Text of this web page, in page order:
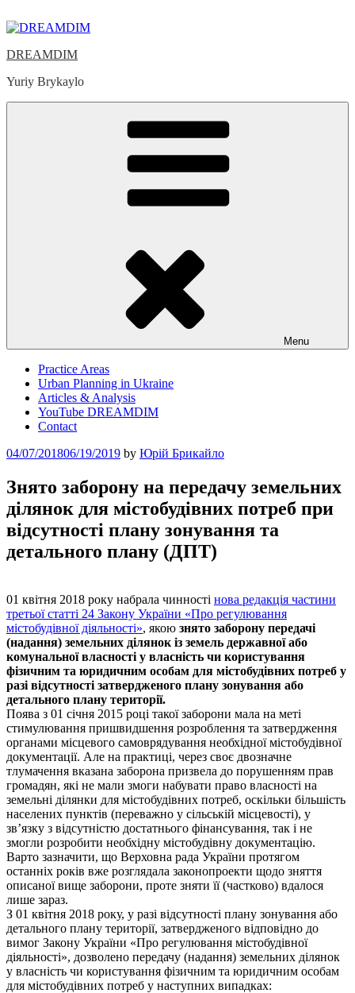
to
DREAMDIM
Yuriy Brykaylo
Menu
Practice Areas
Urban Planning in Ukraine
Articles & Analysis
YouTube DREAMDIM
Contact
Posted
04/07/201806/19/2019 by Юрій Брикайло
Знято заборону на передачу земельних
ділянок для містобудівних потреб при
відсутності плану зонування та
детального плану (ДПТ)
01 квітня 2018 року набрала чинності нова редакція частини
третьої статті 24 Закону України «Про регулювання
містобудівної діяльності», якою знято заборону передачі
(надання) земельних ділянок із земель державної або
комунальної власності у власність чи користування
фізичним та юридичним особам для містобудівних потреб у
разі відсутності затвердженого плану зонування або
детального плану території.
Поява з 01 січня 2015 році такої заборони мала на меті
стимулювання пришвидшення розроблення та затвердження
органами місцевого самоврядування необхідної містобудівної
документації. Але на практиці, через своє двозначне
тлумачення вказана заборона призвела до порушенням прав
громадян, які не мали змоги набувати право власності на
земельні ділянки для містобудівних потреб, оскільки більшість
населених пунктів (переважно у сільській місцевості), у
зв’язку з відсутністю достатнього фінансування, так і не
змогли розробити необхідну містобудівну документацію.
Варто зазначити, що Верховна рада України протягом
останніх років вже розглядала законопроекти щодо зняття
описаної вище заборони, проте зняти її (частково) вдалося
лише зараз.
З 01 квітня 2018 року, у разі відсутності плану зонування або
детального плану території, затвердженого відповідно до
вимог Закону України «Про регулювання містобудівної
діяльності», дозволено передачу (надання) земельних ділянок
у власність чи користування фізичним та юридичним особам
для містобудівних потреб у наступних випадках: